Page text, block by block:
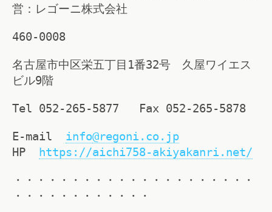
営：レゴーニ株式会社
460-0008
名古屋市中区栄五丁目1番32号 久屋ワイエス
ビル9階
Tel 052-265-5877 Fax 052-265-5878
E-mail info@regoni.co.jp
HP https://aichi758-akiyakanri.net/
・・・・・・・・・・・・・・・・・・・・・
・・・・・・・・・・・・